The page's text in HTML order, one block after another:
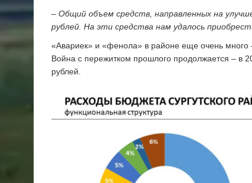
– Общий объем средств, направленных на
рублей. На эти средства нам удалось
«Авариек» и «фенола» в районе еще очень
Война с пережитком прошлого продолжается – в
рублей.